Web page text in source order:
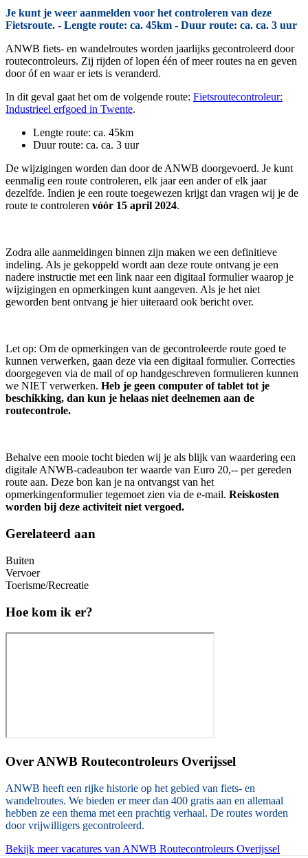
Je kunt je weer aanmelden voor het controleren van deze
Fietsroute. - Lengte route: ca. 45km - Duur route: ca. ca. 3 uur
ANWB fiets- en wandelroutes worden jaarlijks gecontroleerd door
routecontroleurs. Zij rijden of lopen één of meer routes na en geven
door óf en waar er iets is veranderd.
In dit geval gaat het om de volgende route: Fietsroutecontroleur:
Industrieel erfgoed in Twente.
Lengte route: ca. 45km
Duur route: ca. ca. 3 uur
De wijzigingen worden dan door de ANWB doorgevoerd. Je kunt
eenmalig een route controleren, elk jaar een ander of elk jaar
dezelfde. Indien je een route toegewezen krijgt dan vragen wij je de
route te controleren vóór 15 april 2024.
Zodra alle aanmeldingen binnen zijn maken we een definitieve
indeling. Als je gekoppeld wordt aan deze route ontvang je een
nadere instructie met een link naar een digitaal formulier waarop je
wijzigingen en opmerkingen kunt aangeven. Als je het niet
geworden bent ontvang je hier uiteraard ook bericht over.
Let op: Om de opmerkingen van de gecontroleerde route goed te
kunnen verwerken, gaan deze via een digitaal formulier. Correcties
doorgegeven via de mail of op handgeschreven formulieren kunnen
we NIET verwerken. Heb je geen computer of tablet tot je
beschikking, dan kun je helaas niet deelnemen aan de
routecontrole.
Behalve een mooie tocht bieden wij je als blijk van waardering een
digitale ANWB-cadeaubon ter waarde van Euro 20,-- per gereden
route aan. Deze bon kan je na ontvangst van het
opmerkingenformulier tegemoet zien via de e-mail. Reiskosten
worden bij deze activiteit niet vergoed.
Gerelateerd aan
Buiten
Vervoer
Toerisme/Recreatie
Hoe kom ik er?
Over ANWB Routecontroleurs Overijssel
ANWB heeft een rijke historie op het gebied van fiets- en
wandelroutes. We bieden er meer dan 400 gratis aan en allemaal
hebben ze een thema met een prachtig verhaal. De routes worden
door vrijwilligers gecontroleerd.
Bekijk meer vacatures van ANWB Routecontroleurs Overijssel